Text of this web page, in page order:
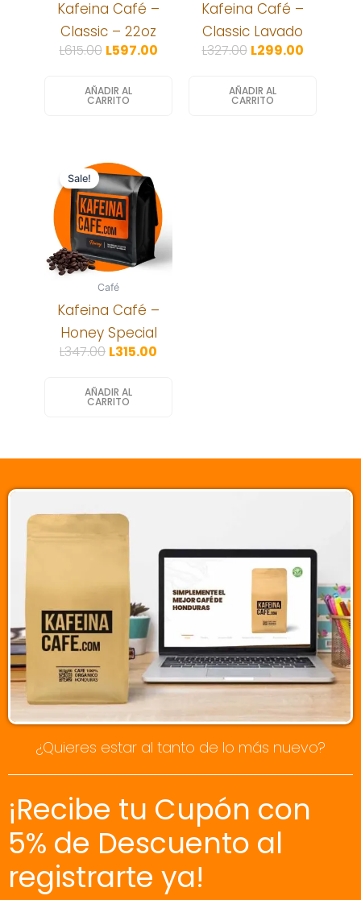
Kafeina Café –
Classic – 22oz
L615.00 L597.00
AÑADIR AL
CARRITO
Kafeina Café –
Classic Lavado
L327.00 L299.00
AÑADIR AL
CARRITO
Sale!
Café
Kafeina Café –
Honey Special
L347.00
Original
price
was:
L347.00.
L315.00
is:
L315.00.
AÑADIR AL
CARRITO
¿Quieres estar al tanto de lo más nuevo?
¡Recibe tu Cupón con
5% de Descuento al
registrarte ya!